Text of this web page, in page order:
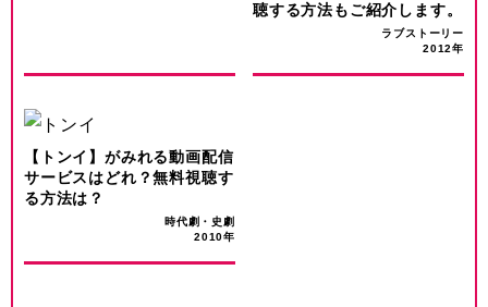
聴する方法もご紹介します。
ラブストーリー
2012年
【トンイ】がみれる動画配信
サービスはどれ？無料視聴す
る方法は？
時代劇・史劇
2010年